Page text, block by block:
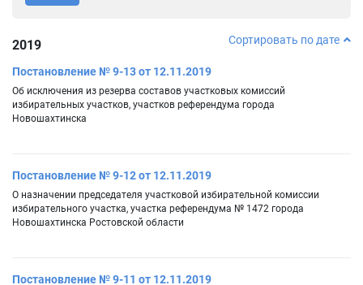
2019 Сортировать по дате
Постановление № 9-13 от 12.11.2019
Об исключения из резерва составов участковых комиссий
избирательных участков, участков референдума города
Новошахтинска
Постановление № 9-12 от 12.11.2019
О назначении председателя участковой избирательной комиссии
избирательного участка, участка референдума № 1472 города
Новошахтинска Ростовской области
Постановление № 9-11 от 12.11.2019